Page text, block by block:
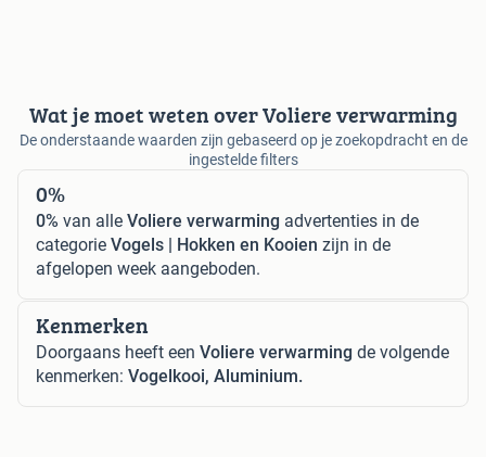
Wat je moet weten over Voliere verwarming
De onderstaande waarden zijn gebaseerd op je zoekopdracht en de
ingestelde filters
0%
0% van alle Voliere verwarming advertenties in de
categorie Vogels | Hokken en Kooien zijn in de
afgelopen week aangeboden.
Kenmerken
Doorgaans heeft een Voliere verwarming de volgende
kenmerken: Vogelkooi, Aluminium.